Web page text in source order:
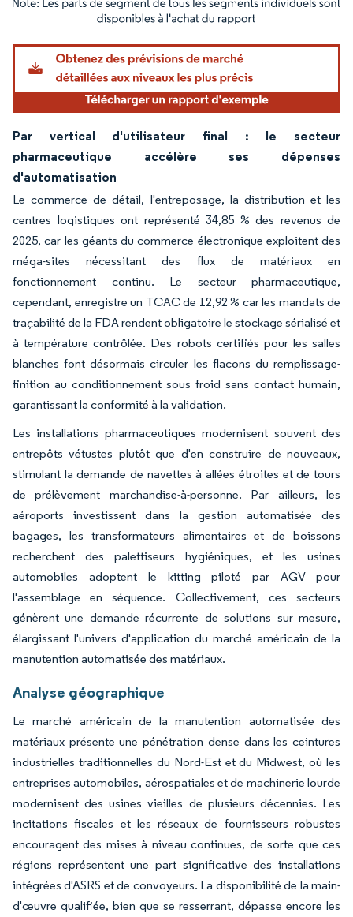
Image © Mordor Intelligence. La réutilisation nécessite une attribution sous CC BY
Par vertical d'utilisateur final : le secteur
pharmaceutique accélère ses dépenses
d'automatisation
Le commerce de détail, l'entreposage, la distribution et les
centres logistiques ont représenté 34,85 % des revenus de
2025, car les géants du commerce électronique exploitent des
méga-sites nécessitant des flux de matériaux en
fonctionnement continu. Le secteur pharmaceutique,
cependant, enregistre un TCAC de 12,92 % car les mandats de
traçabilité de la FDA rendent obligatoire le stockage sérialisé et
à température contrôlée. Des robots certifiés pour les salles
blanches font désormais circuler les flacons du remplissage-
finition au conditionnement sous froid sans contact humain,
garantissant la conformité à la validation.
Les installations pharmaceutiques modernisent souvent des
entrepôts vétustes plutôt que d'en construire de nouveaux,
stimulant la demande de navettes à allées étroites et de tours
de prélèvement marchandise-à-personne. Par ailleurs, les
aéroports investissent dans la gestion automatisée des
bagages, les transformateurs alimentaires et de boissons
recherchent des palettiseurs hygiéniques, et les usines
automobiles adoptent le kitting piloté par AGV pour
l'assemblage en séquence. Collectivement, ces secteurs
génèrent une demande récurrente de solutions sur mesure,
élargissant l'univers d'application du marché américain de la
manutention automatisée des matériaux.
Analyse géographique
Le marché américain de la manutention automatisée des
matériaux présente une pénétration dense dans les ceintures
industrielles traditionnelles du Nord-Est et du Midwest, où les
entreprises automobiles, aérospatiales et de machinerie lourde
modernisent des usines vieilles de plusieurs décennies. Les
incitations fiscales et les réseaux de fournisseurs robustes
encouragent des mises à niveau continues, de sorte que ces
régions représentent une part significative des installations
intégrées d'ASRS et de convoyeurs. La disponibilité de la main-
d'œuvre qualifiée, bien que se resserrant, dépasse encore les